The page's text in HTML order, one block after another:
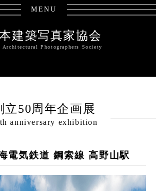
MENU
建築写真家協会
Architectural Photographers Society
立50周年企画展
anniversary exhibition
電気鉄道 鋼索線 高野山駅